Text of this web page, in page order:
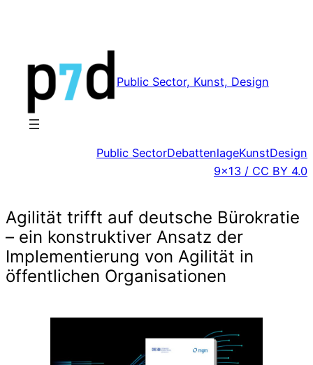
Public Sector, Kunst, Design
Public SectorDebattenlageKunstDesign
9×13 / CC BY 4.0
Agilität trifft auf deutsche Bürokratie
– ein konstruktiver Ansatz der
Implementierung von Agilität in
öffentlichen Organisationen